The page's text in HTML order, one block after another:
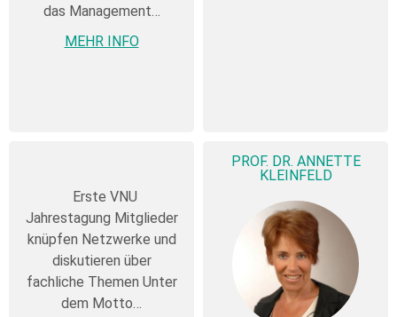
das Management…
MEHR INFO
Erste VNU
Jahrestagung Mitglieder
knüpfen Netzwerke und
diskutieren über
fachliche Themen Unter
dem Motto…
PROF. DR. ANNETTE
KLEINFELD